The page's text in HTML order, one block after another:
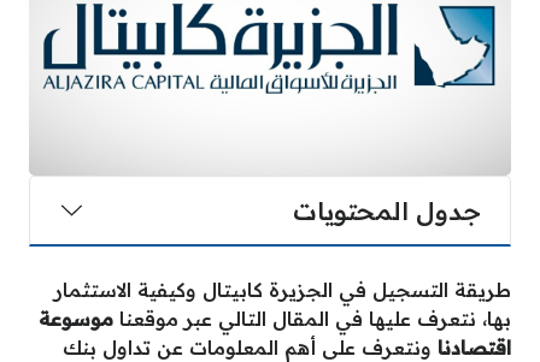
جدول المحتويات
طريقة التسجيل في الجزيرة كابيتال وكيفية الاستثمار
بها، نتعرف عليها في المقال التالي عبر موقعنا موسوعة
اقتصادنا ونتعرف على أهم المعلومات عن تداول بنك